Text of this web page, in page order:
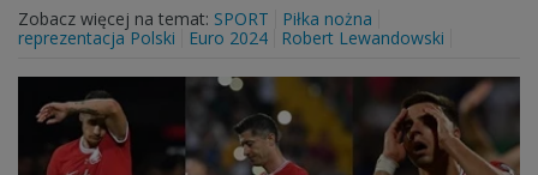
Zobacz więcej na temat: SPORT
Piłka nożna
reprezentacja Polski
Euro 2024 Robert Lewandowski